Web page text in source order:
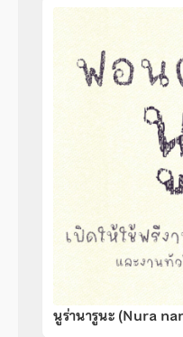
นูร่านารูนะ (Nura